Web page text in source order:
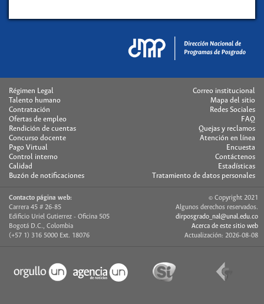
Régimen Legal
Talento humano
Contratación
Ofertas de empleo
Rendición de cuentas
Concurso docente
Pago Virtual
Control interno
Calidad
Buzón de notificaciones
Correo institucional
Mapa del sitio
Redes Sociales
FAQ
Quejas y reclamos
Atención en línea
Encuesta
Contáctenos
Estadísticas
Tratamiento de datos personales
Contacto página web:
Carrera 45 # 26-85
Edificio Uriel Gutierrez - Oficina 505
Bogotá D.C., Colombia
(+57 1) 316 5000 Ext. 18076
© Copyright 2021
Algunos derechos reservados.
dirposgrado_nal@unal.edu.co
Acerca de este sitio web
Actualización: 2026-08-08